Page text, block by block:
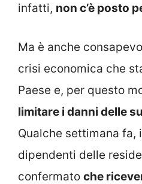
infatti, non c’è posto
Ma è anche
crisi economica che
Paese e, per questo
limitare i danni delle
Qualche settimana fa,
dipendenti delle
confermato che